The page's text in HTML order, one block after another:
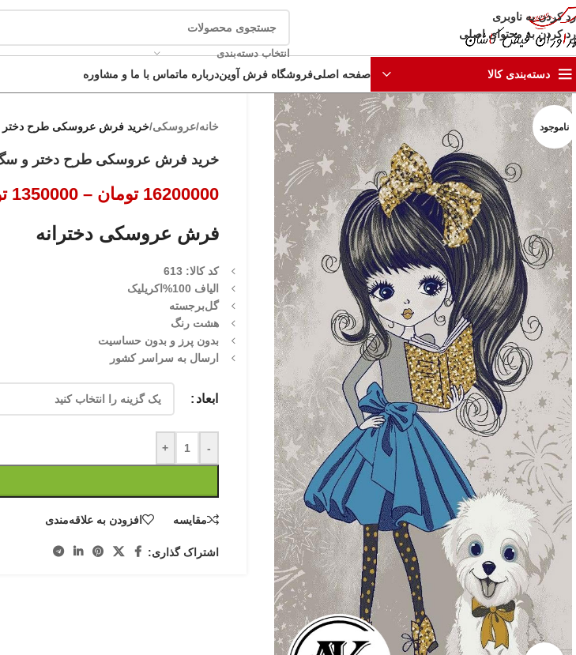
رد کردن به ناوبری
رد کردن به محتوای اصلی
انتخاب دسته‌بندی
دسته‌بندی کالا صفحه اصلیفروشگاه فرش آویندرباره ماتماس با ما و مشاوره
ناموجود خانه/عروسکی/خرید فرش عروسکی طرح
خرید فرش عروسکی طرح دختر و
16200000 تومان –
1350000
فرش عروسکی دخترانه
کد کالا: 613
الیاف 100%اکریلیک
گل‌برجسته
هشت رنگ
بدون پرز و بدون حساسیت
ارسال به سراسر کشور
ابعاد
-
+
مقایسه افزودن به علاقه‌مندی
اشتراک گذاری: